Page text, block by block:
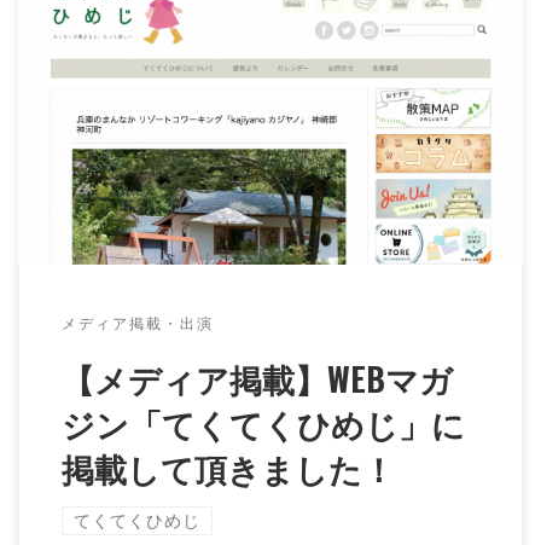
播磨地域のこだわりのお店を紹介するサイト「てくてく
ひめじ」で、kajiyanoのことを取り上げていただきま
した。 夫婦の移住までのいきさつや […]
メディア掲載・出演
【メディア掲載】WEBマガ
ジン「てくてくひめじ」に
掲載して頂きました！
てくてくひめじ